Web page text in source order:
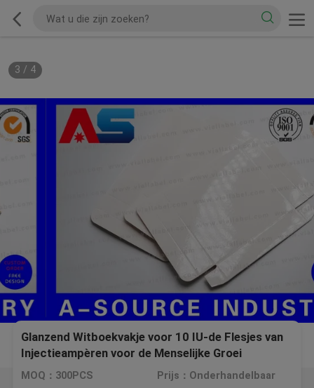
3 / 4
Glanzend Witboekvakje voor 10 IU-de Flesjes van
Injectieampèren voor de Menselijke Groei
Bodybuilding
MOQ：300PCS Prijs：Onderhandelbaar